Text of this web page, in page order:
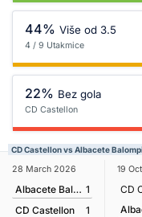
44% Više od 3.5
4 / 9 Utakmice
22% Bez gola
CD Castellon
CD Castellon vs Albacete
28 March 2026
Albacete Balompie 1
CD Castellon
1
19
CD